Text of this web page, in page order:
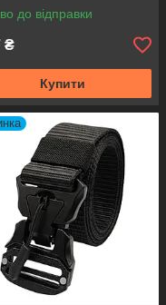
до відправки
₴
Купити